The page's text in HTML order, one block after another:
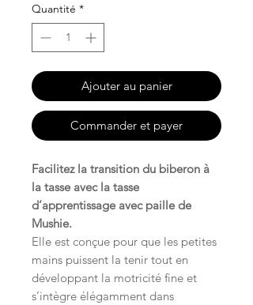
Quantité *
Ajouter au panier
Commander et payer
Facilitez la transition du biberon à
la tasse avec la tasse
d’apprentissage avec paille de
Mushie.
Elle est conçue pour que les petites
mains puissent la tenir tout en
développant la motricité fine et
s’intègre élégamment dans